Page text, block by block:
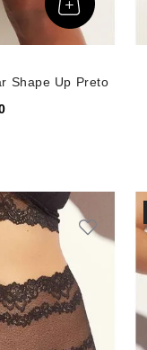
Shape Up Preto